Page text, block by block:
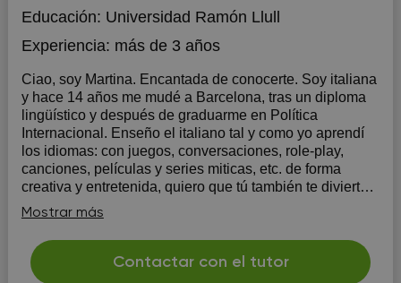
Educación: Universidad Ramón Llull
Experiencia: más de 3 años
Ciao, soy Martina. Encantada de conocerte. Soy italiana
y hace 14 años me mudé a Barcelona, tras un diploma
lingüístico y después de graduarme en Política
Internacional. Enseño el italiano tal y como yo aprendí
los idiomas: con juegos, conversaciones, role-play,
canciones, películas y series miticas, etc. de forma
creativa y entretenida, quiero que tú también te diviertas
aprendiendo una nueva lengua, no importa tu edad o
nivel.
Mostrar más
Contactar con el tutor